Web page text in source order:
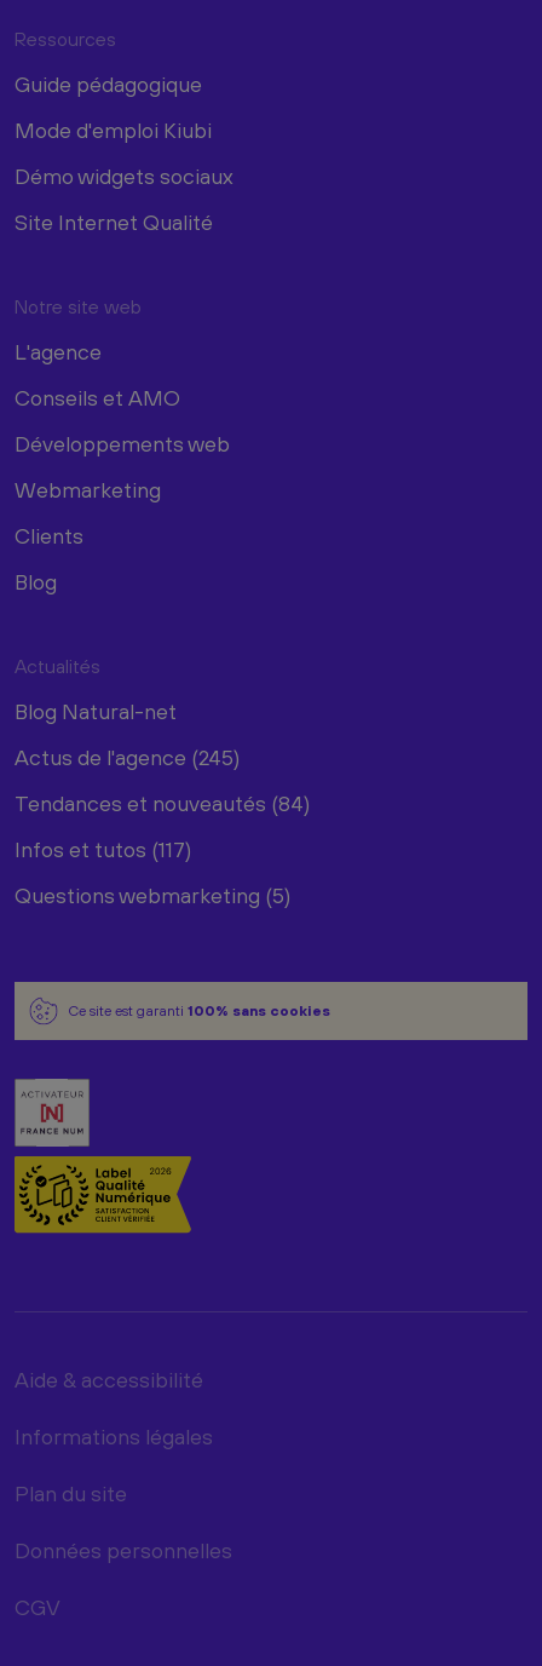
Ressources
Guide pédagogique
Mode d'emploi Kiubi
Démo widgets sociaux
Site Internet Qualité
Notre site web
L'agence
Conseils et AMO
Développements web
Webmarketing
Clients
Blog
Actualités
Blog Natural-net
Actus de l'agence (245)
Tendances et nouveautés (84)
Infos et tutos (117)
Questions webmarketing (5)
Ce site est garanti 100% sans cookies
Aide & accessibilité
Informations légales
Plan du site
Données personnelles
CGV